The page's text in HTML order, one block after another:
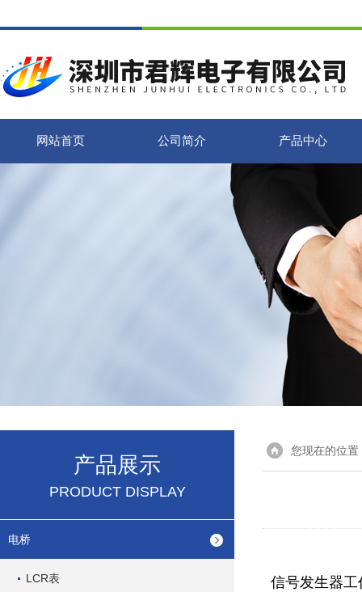
网站首页 公司简介 产品中心
产品展示
PRODUCT DISPLAY
电桥
LCR表
您现在的位置
信号发生器工